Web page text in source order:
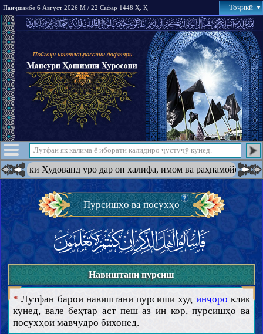
Панҷшанбе 6 Август 2026 М / 22 Сафар 1448 Ҳ. Қ Тоҷикӣ
ки Худованд ӯро дар он халифа, имом ва раҳнамойе ба
Пурсишҳо ва посухҳо
Навиштани пурсиш
* Лутфан барои навиштани пурсиши худ инҷоро клик
кунед, вале беҳтар аст пеш аз ин кор, пурсишҳо ва
посухҳои мавҷудро бихонед.